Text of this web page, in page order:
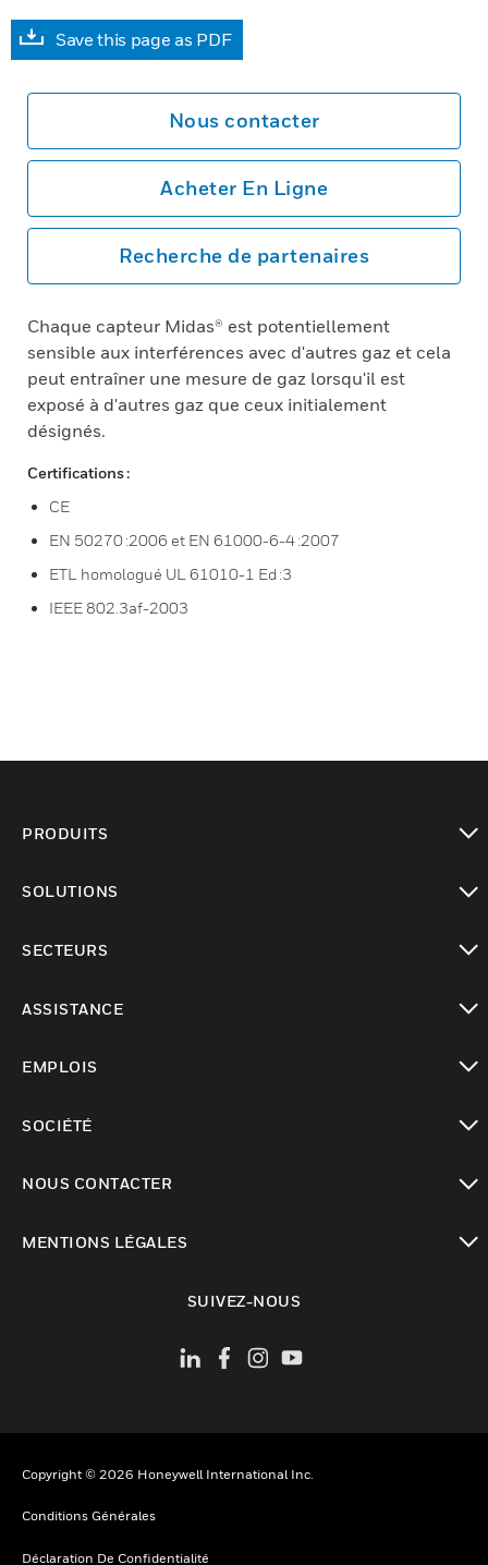
Save this page as PDF
Nous contacter
Acheter En Ligne
Recherche de partenaires
Chaque capteur Midas® est potentiellement
sensible aux interférences avec d'autres gaz et cela
peut entraîner une mesure de gaz lorsqu'il est
exposé à d'autres gaz que ceux initialement
désignés.
Certifications :
CE
EN 50270 :2006 et EN 61000-6-4 :2007
ETL homologué UL 61010-1 Ed :3
IEEE 802.3af-2003
PRODUITS
SOLUTIONS
SECTEURS
ASSISTANCE
EMPLOIS
SOCIÉTÉ
NOUS CONTACTER
MENTIONS LÉGALES
SUIVEZ-NOUS
Copyright © 2026 Honeywell International Inc.
Conditions Générales
Déclaration De Confidentialité